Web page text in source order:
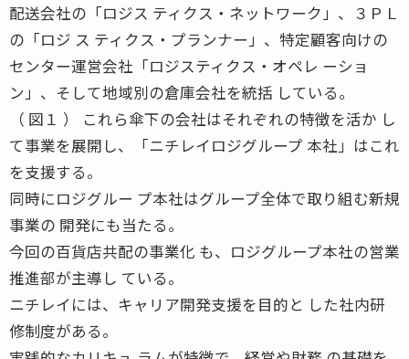
配送会社の「ロジス ティクス・ネットワーク」、３ＰＬ
の「ロジ ス ティクス・プランナー」、特定顧客向けの
センター運営会社「ロジスティクス・オペレ ーショ
ン」、そして地域別の倉庫会社を統括 している。
（ 図１ ） これら傘下の会社はそれぞれの特徴を活か し
て事業を展開し、「ニチレイロジグループ 本社」はこれ
を支援する。
同時にロジグルー プ本社はグループ全体で取り組む新規
事業の 開発にも当たる。
今回の百貨店共配の事業化 も、ロジグループ本社の営業
推進部が主導し ている。
ニチレイには、キャリア開発支援を目的と した社内研
修制度がある。